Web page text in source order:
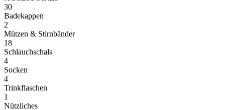
30
Badekappen
2
Mützen & Stirnbänder
18
Schlauchschals
4
Socken
4
Trinkflaschen
1
Nützliches